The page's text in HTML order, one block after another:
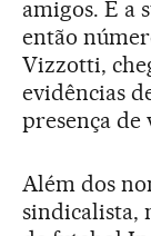
amigos. E a
então
Vizzotti,
evidências
presença
Além dos
sindicalista,